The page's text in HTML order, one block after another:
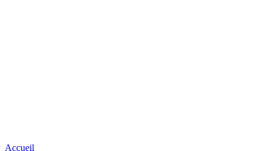
Accueil